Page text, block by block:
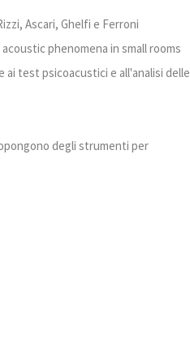
Ascari, Ghelfi e Ferroni
phenomena in small rooms
ai test psicoacustici e all'analisi delle
degli strumenti per